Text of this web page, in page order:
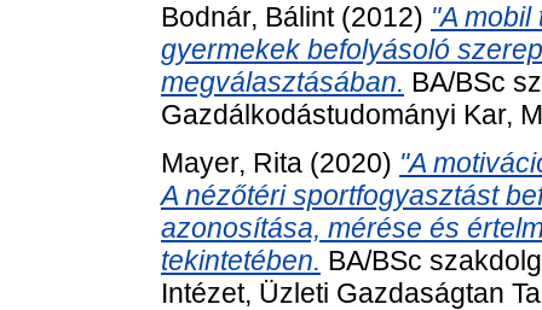
Bodnár, Bálint(2012) "A
gyermekek befolyásoló
megválasztásában. BA/BSc
Gazdálkodástudományi Kar,
Mayer, Rita (2020) "A
A nézőtéri sportfogyasztást
azonosítása, mérése és
tekintetében. BA/BSc
Intézet, Üzleti Gazdaságtan